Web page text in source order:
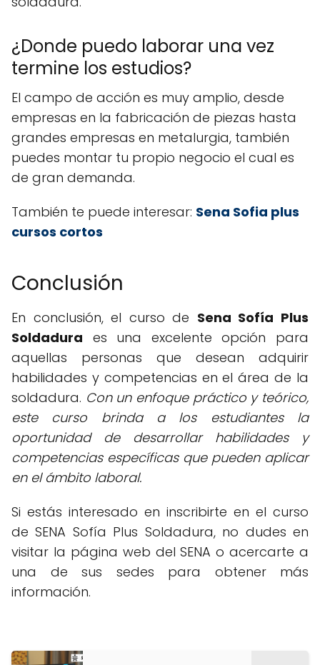
¿Donde puedo laborar una vez
termine los estudios?
El campo de acción es muy amplio, desde
empresas en la fabricación de piezas hasta
grandes empresas en metalurgia, también
puedes montar tu propio negocio el cual es
de gran demanda.
También te puede interesar: Sena Sofia plus
cursos cortos
Conclusión
En conclusión, el curso de Sena Sofía Plus
Soldadura es una excelente opción para
aquellas personas que desean adquirir
habilidades y competencias en el área de la
soldadura. Con un enfoque práctico y teórico,
este curso brinda a los estudiantes la
oportunidad de desarrollar habilidades y
competencias específicas que pueden aplicar
en el ámbito laboral.
Si estás interesado en inscribirte en el curso
de SENA Sofía Plus Soldadura, no dudes en
visitar la página web del SENA o acercarte a
una de sus sedes para obtener más
información.